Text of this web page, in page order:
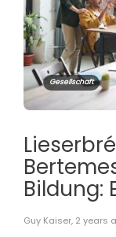
Gesellschaft
Bildung:
Guy Kaiser, 2 years